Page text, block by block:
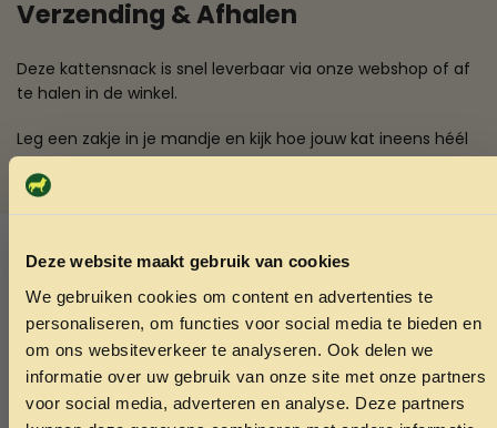
Deze website maakt gebruik van cookies
We gebruiken cookies om content en advertenties te
personaliseren, om functies voor social media te bieden en
om ons websiteverkeer te analyseren. Ook delen we
informatie over uw gebruik van onze site met onze partners
voor social media, adverteren en analyse. Deze partners
Verzending & Afhalen
Deze kattensnack is snel leverbaar via onze webshop of af
te halen in de winkel.
Leg een zakje in je mandje en kijk hoe jouw kat ineens héél
gehoorzaam wordt.
Categorieën: Gedroogde Snacks kat,
Ook interessant
Echt de moeite waard!
ONTVANG 5% KORTING OP
JE EERSTE BESTELLING!